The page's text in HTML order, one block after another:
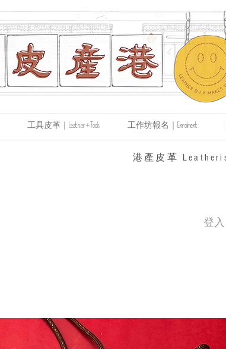
工具皮革｜Leather+Tools 工作坊報名｜Enrolment
港產皮革
登入